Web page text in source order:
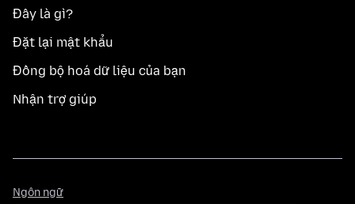
Đây là gì?
Đặt lại mật khẩu
Đồng bộ hoá dữ liệu của bạn
Nhận trợ giúp
Ngôn ngữ